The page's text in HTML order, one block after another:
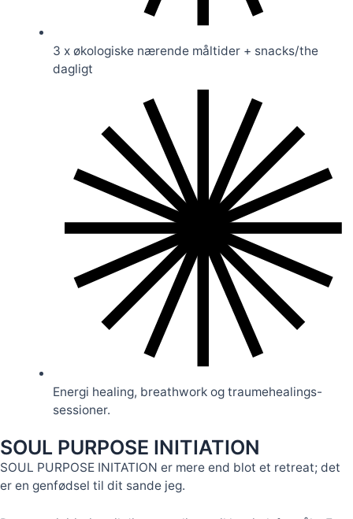
3 x økologiske nærende måltider + snacks/the
dagligt
Energi healing, breathwork og traumehealings-
sessioner.
SOUL PURPOSE INITIATION
SOUL PURPOSE INITATION er mere end blot et retreat; det
er en genfødsel til dit sande jeg.